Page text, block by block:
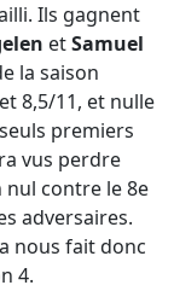
Ils gagnent
etSamuel
la saison
8,5/11, et nulle
premiers
vus perdre
contre le 8e
adversaires.
nous fait donc
4.